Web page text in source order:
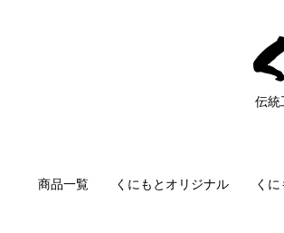
伝統
商品一覧 くにもとオリジナル く